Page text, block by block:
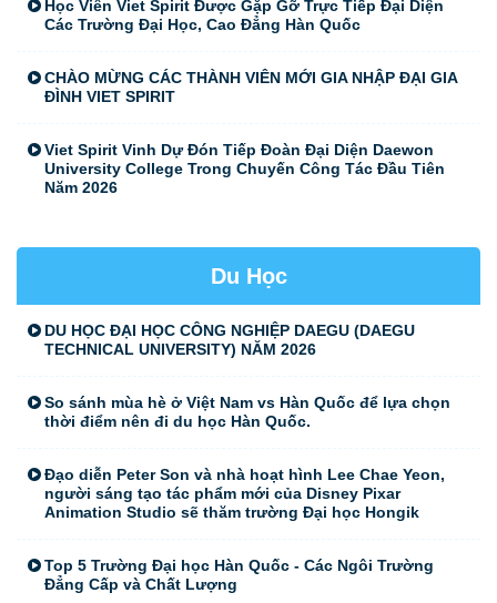
Học Viên Viet Spirit Được Gặp Gỡ Trực Tiếp Đại Diện
Các Trường Đại Học, Cao Đẳng Hàn Quốc
CHÀO MỪNG CÁC THÀNH VIÊN MỚI GIA NHẬP ĐẠI GIA
ĐÌNH VIET SPIRIT
Viet Spirit Vinh Dự Đón Tiếp Đoàn Đại Diện Daewon
University College Trong Chuyến Công Tác Đầu Tiên
Năm 2026
Du Học
DU HỌC ĐẠI HỌC CÔNG NGHIỆP DAEGU (DAEGU
TECHNICAL UNIVERSITY) NĂM 2026
So sánh mùa hè ở Việt Nam vs Hàn Quốc để lựa chọn
thời điểm nên đi du học Hàn Quốc.
Đạo diễn Peter Son và nhà hoạt hình Lee Chae Yeon,
người sáng tạo tác phẩm mới của Disney Pixar
Animation Studio sẽ thăm trường Đại học Hongik
Top 5 Trường Đại học Hàn Quốc - Các Ngôi Trường
Đẳng Cấp và Chất Lượng